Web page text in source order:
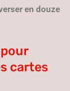
en douze
cartes